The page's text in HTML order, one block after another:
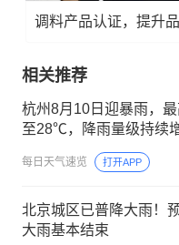
调料产品认证，提升
相关推荐
杭州8月10日迎暴雨，
至28℃，降雨量级持续
每日天气速览 打开APP
北京城区已普降大雨！
大雨基本结束